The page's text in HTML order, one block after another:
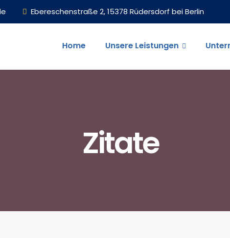
Ebereschenstraße 2, 15378 Rüdersdorf bei Berlin
Home Unsere Leistungen
Zitate